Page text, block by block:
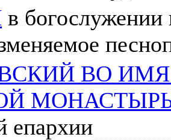
в богослужении
ВО
епархии